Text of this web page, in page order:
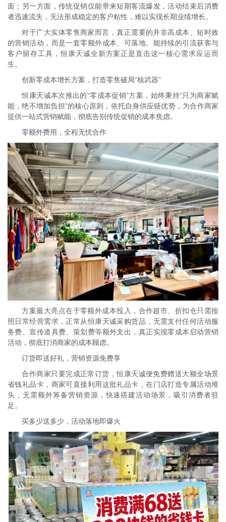
面；另一方面，传统促销仅能带来短期客流爆发，活动结束后消费
者迅速流失，无法形成稳定的客户粘性，难以实现长期业绩增长。
对于广大实体零售商家而言，真正需要的并非高成本、短时效
的营销活动，而是一套零额外成本、可落地、能持续的引流获客与
客户留存工具，恒康天诚全新方案正是直击这一核心需求应运而
生。
创新零成本增长方案，打造零售破局“核武器”
恒康天诚本次推出的“零成本促销”方案，始终秉持“只为商家赋
能，绝不增加负担”的核心原则，依托自身供应链优势，为合作商家
提供一站式营销赋能，彻底告别传统促销的成本焦虑。
零额外费用，全程无忧合作
方案最大亮点在于零额外成本投入，合作超市、折扣仓只需按
照日常经营需求，正常从恒康天诚采购货品，无需支付任何活动服
务费、宣传道具费、策划费等额外支出，真正实现零成本启动营销
活动，彻底打消商家的成本顾虑。
订货即送好礼，营销资源免费享
合作商家只要完成正常订货，恒康天诚便免费赠送大额全场景
省钱礼品卡，商家可直接利用这批礼品卡，在门店打造专属活动堆
头，无需额外筹备营销资源，快速搭建活动场景，吸引消费者驻
足。
买多少送多少，活动落地即爆火